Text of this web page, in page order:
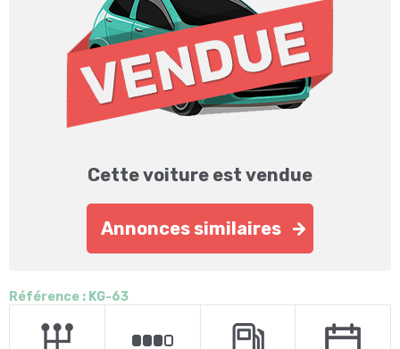
Cette voiture est vendue
Annonces similaires
Référence : KG-63